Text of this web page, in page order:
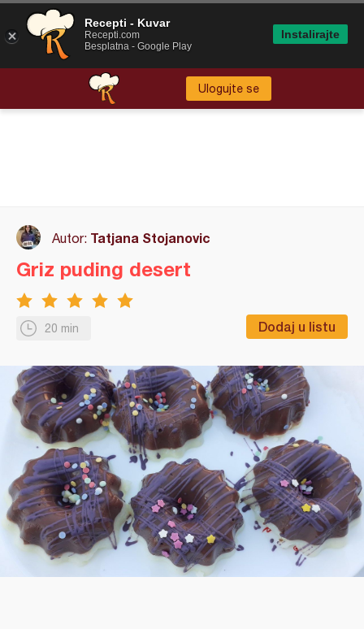
Ulogujte se
Autor: Tatjana Stojanovic
20 min Dodaj u listu
Griz puding desert
Recepti - Kuvar
Recepti.com
Besplatna - Google Play
Instalirajte